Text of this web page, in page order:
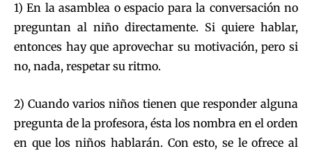
1) En la asamblea o espacio para la conversación no
preguntan al niño directamente. Si quiere hablar,
entonces hay que aprovechar su motivación, pero si
no, nada, respetar su ritmo.
2) Cuando varios niños tienen que responder alguna
pregunta de la profesora, ésta los nombra en el orden
en que los niños hablarán. Con esto, se le ofrece al